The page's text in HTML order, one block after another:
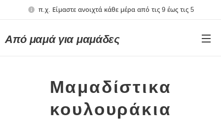
π.χ. Είμαστε ανοιχτά κάθε μέρα από τις 9 έως τις 5
Από μαμά για μαμάδες
Μαμαδίστικα
κουλουράκια